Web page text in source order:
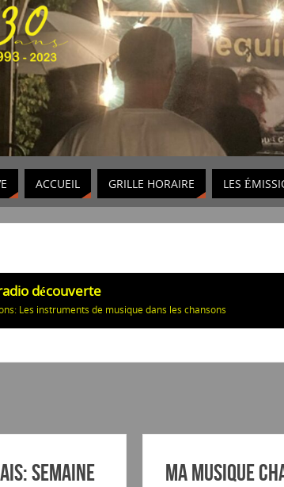
ACCUEIL GRILLE HORAIRE LES
découverte
Les instruments de musique dans les chansons
Semaine
Ma musique